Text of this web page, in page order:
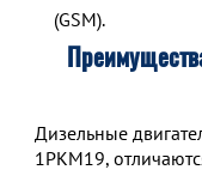
(GSM).
Дизельные
1РКМ19,